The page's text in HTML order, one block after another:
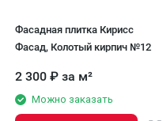
Фасадная плитка Кирисс
Фасад, Колотый кирпич №12
2 300 ₽ за м²
Можно заказать